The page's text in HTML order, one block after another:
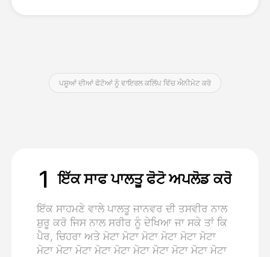
ਪਸ਼ੂਆਂ ਦੀਆਂ ਫੋਟੋਆਂ ਨੂੰ ਵਾਇਰਲ ਕਲਿੱਪ ਵਿੱਚ ਐਨੀਮੇਟ ਕਰੋ
1 ਇੱਕ ਸਾਫ ਪਾਲਤੂ ਫੋਟੋ ਅਪਲੋਡ ਕਰੋ
ਇੱਕ ਸਾਹਮਣੇ ਵਾਲੇ ਪਾਲਤੂ ਜਾਨਵਰ ਦੀ ਤਸਵੀਰ ਨਾਲ
ਸ਼ੁਰੂ ਕਰੋ ਜਿਸ ਨਾਲ ਸਰੀਰ ਨੂੰ ਦੇਖਿਆ ਜਾ ਸਕੇ ਤਾਂ ਕਿ
ਪੈਰ, ਚਿਹਰਾ ਅਤੇ ਮੋਟਾ ਮੋਟਾ ਮੋਟਾ ਮੋਟਾ ਮੋਟਾ ਮੋਟਾ
ਮੋਟਾ ਮੋਟਾ ਮੋਟਾ ਮੋਟਾ ਮੋਟਾ ਮੋਟਾ ਮੋਟਾ ਮੋਟਾ ਮੋਟਾ ਮੋਟਾ